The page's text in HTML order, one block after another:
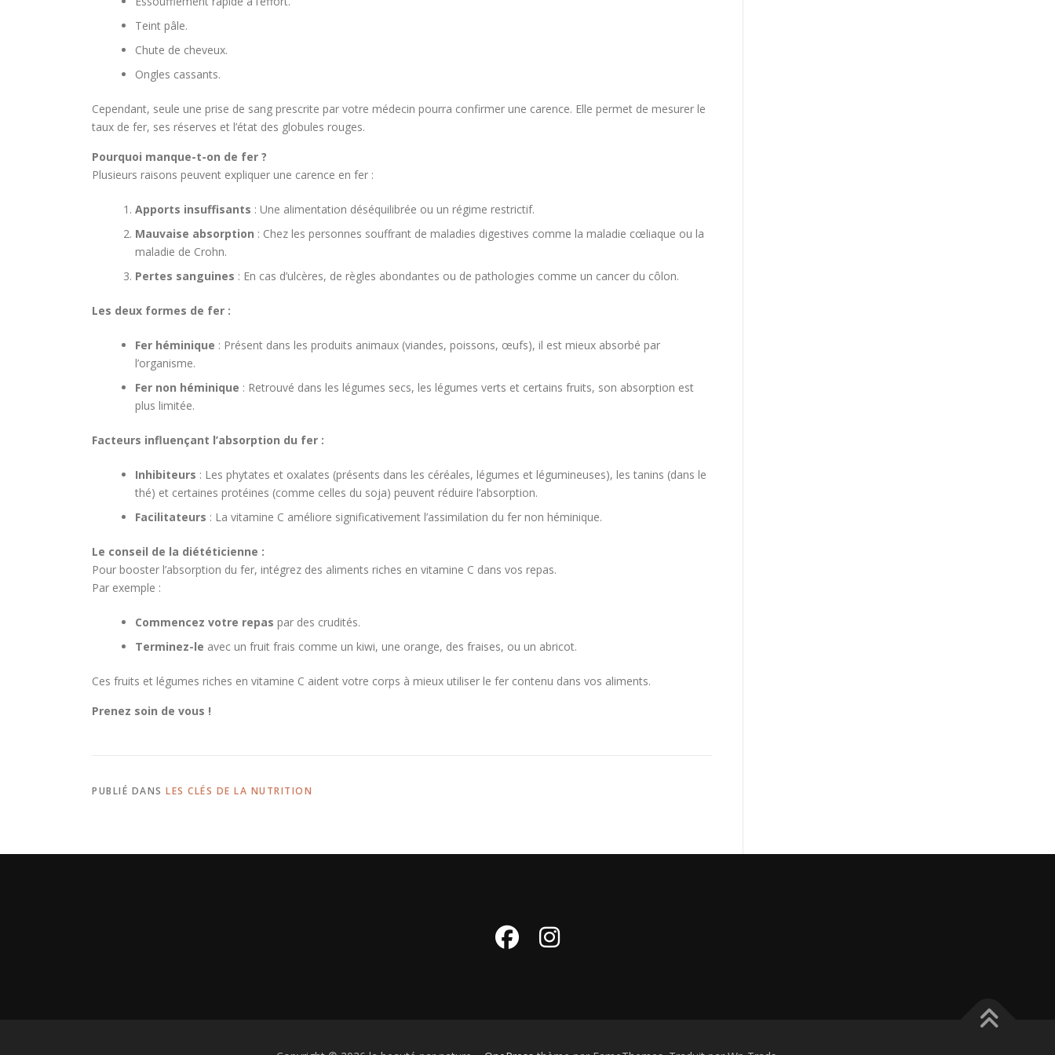
Teint pâle.
Chute de cheveux.
Ongles cassants.
Cependant, seule une prise de sang prescrite par votre médecin pourra confirmer une carence. Elle permet de mesurer le
taux de fer, ses réserves et l’état des globules rouges.
Pourquoi manque-t-on de fer ?
Plusieurs raisons peuvent expliquer une carence en fer :
Apports insuffisants : Une alimentation déséquilibrée ou un régime restrictif.
Mauvaise absorption : Chez les personnes souffrant de maladies digestives comme la maladie cœliaque ou la
maladie de Crohn.
Pertes sanguines : En cas d’ulcères, de règles abondantes ou de pathologies comme un cancer du côlon.
Les deux formes de fer :
Fer héminique : Présent dans les produits animaux (viandes, poissons, œufs), il est mieux absorbé par
l’organisme.
Fer non héminique : Retrouvé dans les légumes secs, les légumes verts et certains fruits, son absorption est
plus limitée.
Facteurs influençant l’absorption du fer :
Inhibiteurs : Les phytates et oxalates (présents dans les céréales, légumes et légumineuses), les tanins (dans le
thé) et certaines protéines (comme celles du soja) peuvent réduire l’absorption.
Facilitateurs : La vitamine C améliore significativement l’assimilation du fer non héminique.
Le conseil de la diététicienne :
Pour booster l’absorption du fer, intégrez des aliments riches en vitamine C dans vos repas.
Par exemple :
Commencez votre repas par des crudités.
Terminez-le avec un fruit frais comme un kiwi, une orange, des fraises, ou un abricot.
Ces fruits et légumes riches en vitamine C aident votre corps à mieux utiliser le fer contenu dans vos aliments.
Prenez soin de vous !
PUBLIÉ DANS LES CLÉS DE LA NUTRITION